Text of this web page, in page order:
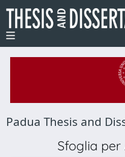
Padua Thesis and
Sfoglia per